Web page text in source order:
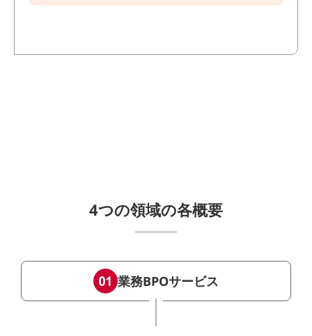
4つの領域の各概要
業務BPOサービス